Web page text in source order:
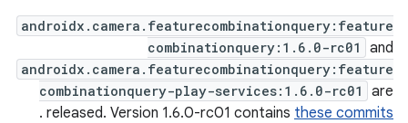
androidx.camera.featurecombinationquery:feature
combinationquery:1.6.0-rc01
and
androidx.camera.featurecombinationquery:feature
combinationquery-play-services:1.6.0-rc01
are
released. Version 1.6.0-rc01 contains these commits
.